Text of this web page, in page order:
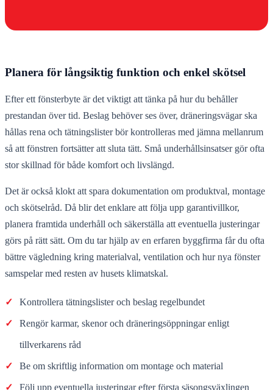
Planera för långsiktig funktion och enkel skötsel
Efter ett fönsterbyte är det viktigt att tänka på hur du behåller
prestandan över tid. Beslag behöver ses över, dräneringsvägar ska
hållas rena och tätningslister bör kontrolleras med jämna mellanrum
så att fönstren fortsätter att sluta tätt. Små underhållsinsatser gör ofta
stor skillnad för både komfort och livslängd.
Det är också klokt att spara dokumentation om produktval, montage
och skötselråd. Då blir det enklare att följa upp garantivillkor,
planera framtida underhåll och säkerställa att eventuella justeringar
görs på rätt sätt. Om du tar hjälp av en erfaren byggfirma får du ofta
bättre vägledning kring materialval, ventilation och hur nya fönster
samspelar med resten av husets klimatskal.
✓ Kontrollera tätningslister och beslag regelbundet
✓ Rengör karmar, skenor och dräneringsöppningar enligt
tillverkarens råd
✓ Be om skriftlig information om montage och material
✓ Följ upp eventuella justeringar efter första säsongsväxlingen